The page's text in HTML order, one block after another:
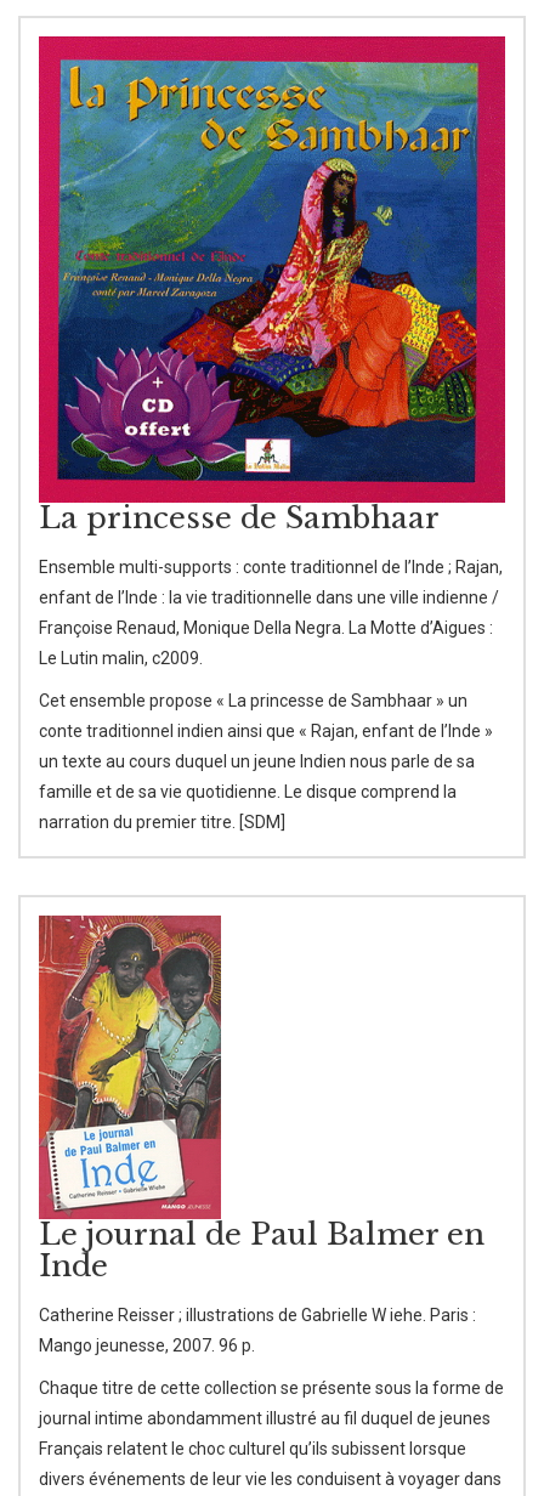
La princesse de Sambhaar
Ensemble multi-supports : conte traditionnel de l’Inde ; Rajan,
enfant de l’Inde : la vie traditionnelle dans une ville indienne /
Françoise Renaud, Monique Della Negra. La Motte d’Aigues :
Le Lutin malin, c2009.
Cet ensemble propose « La princesse de Sambhaar » un
conte traditionnel indien ainsi que « Rajan, enfant de l’Inde »
un texte au cours duquel un jeune Indien nous parle de sa
famille et de sa vie quotidienne. Le disque comprend la
narration du premier titre. [SDM]
Le journal de Paul Balmer en
Inde
Catherine Reisser ; illustrations de Gabrielle W iehe. Paris :
Mango jeunesse, 2007. 96 p.
Chaque titre de cette collection se présente sous la forme de
journal intime abondamment illustré au fil duquel de jeunes
Français relatent le choc culturel qu’ils subissent lorsque
divers événements de leur vie les conduisent à voyager dans